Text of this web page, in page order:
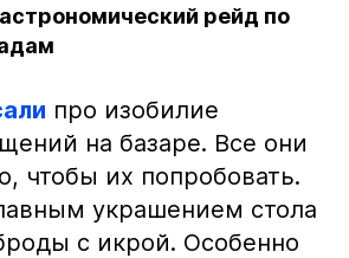
рейд по
про изобилие
на базаре. Все они
чтобы их попробовать.
украшением стола
с икрой. Особенно